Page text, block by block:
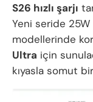
S26 hızlı şarjı
Yeni seride
modellerinde
Ultra için
kıyasla somut